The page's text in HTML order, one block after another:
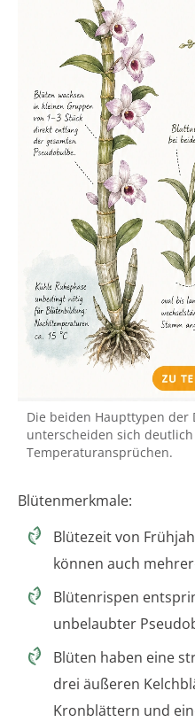
Die beiden Haupttypen
unterscheiden sich
Temperaturansprüchen.
Blütenmerkmale:
Blütezeit von
können auch
Blütenrispen
unbelaubter
Blüten haben eine
drei äußeren
Kronblättern und